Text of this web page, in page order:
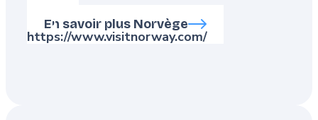
Innovation Norway
https://www.visitnorway.com/
En savoir plus Norvège